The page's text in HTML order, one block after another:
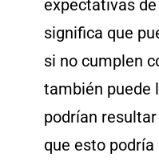
expectativas
significa que
si no cumplen
también puede
podrían
que esto